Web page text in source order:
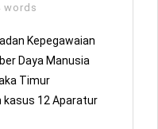
words
Kepegawaian
Daya Manusia
Timur
12 Aparatur